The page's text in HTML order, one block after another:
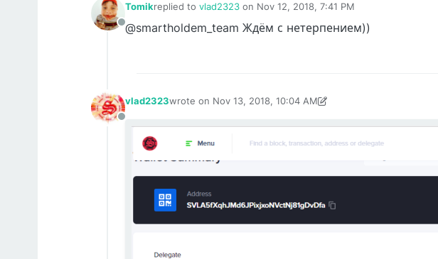
Offline
Tomikreplied to vlad2323 on Nov 12, 2018, 7:41 PM
last edited by
@smartholdem_team Ждём с нетерпением))
Offline
vlad2323wrote on Nov 13, 2018, 10:04 AM
last edited by vlad2323 Nov 22, 2018, 4:26 PM